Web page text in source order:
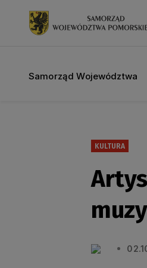
Samorząd Województwa
KULTURA